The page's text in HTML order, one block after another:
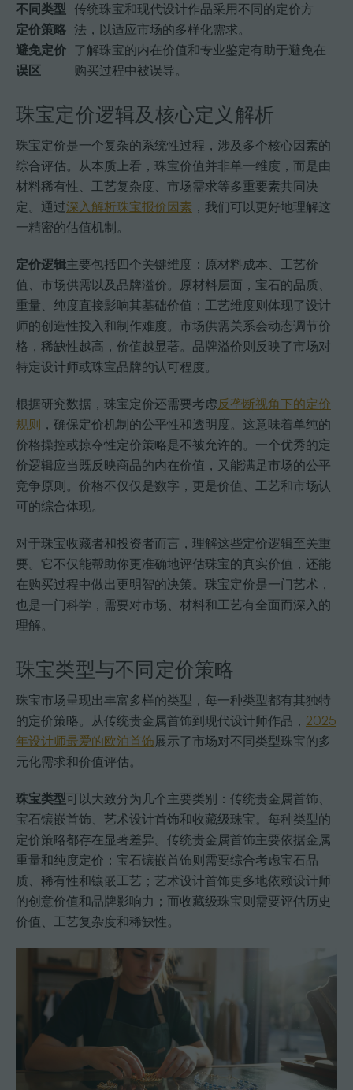
不同类型
定价策略
传统珠宝和现代设计作品采用不同的定价方
法，以适应市场的多样化需求。
避免定价
误区
了解珠宝的内在价值和专业鉴定有助于避免在
购买过程中被误导。
珠宝定价逻辑及核心定义解析
珠宝定价是一个复杂的系统性过程，涉及多个核心因素的
综合评估。从本质上看，珠宝价值并非单一维度，而是由
材料稀有性、工艺复杂度、市场需求等多重要素共同决
定。通过深入解析珠宝报价因素 ，我们可以更好地理解这
一精密的估值机制。
定价逻辑主要包括四个关键维度：原材料成本、工艺价
值、市场供需以及品牌溢价。原材料层面，宝石的品质、
重量、纯度直接影响其基础价值；工艺维度则体现了设计
师的创造性投入和制作难度。市场供需关系会动态调节价
格，稀缺性越高，价值越显著。品牌溢价则反映了市场对
特定设计师或珠宝品牌的认可程度。
根据研究数据，珠宝定价还需要考虑反垄断视角下的定价
规则 ，确保定价机制的公平性和透明度。这意味着单纯的
价格操控或掠夺性定价策略是不被允许的。一个优秀的定
价逻辑应当既反映商品的内在价值，又能满足市场的公平
竞争原则。价格不仅仅是数字，更是价值、工艺和市场认
可的综合体现。
对于珠宝收藏者和投资者而言，理解这些定价逻辑至关重
要。它不仅能帮助你更准确地评估珠宝的真实价值，还能
在购买过程中做出更明智的决策。珠宝定价是一门艺术，
也是一门科学，需要对市场、材料和工艺有全面而深入的
理解。
珠宝类型与不同定价策略
珠宝市场呈现出丰富多样的类型，每一种类型都有其独特
的定价策略。从传统贵金属首饰到现代设计师作品， 2025
年设计师最爱的欧泊首饰展示了市场对不同类型珠宝的多
元化需求和价值评估。
珠宝类型可以大致分为几个主要类别：传统贵金属首饰、
宝石镶嵌首饰、艺术设计首饰和收藏级珠宝。每种类型的
定价策略都存在显著差异。传统贵金属首饰主要依据金属
重量和纯度定价；宝石镶嵌首饰则需要综合考虑宝石品
质、稀有性和镶嵌工艺；艺术设计首饰更多地依赖设计师
的创意价值和品牌影响力；而收藏级珠宝则需要评估历史
价值、工艺复杂度和稀缺性。